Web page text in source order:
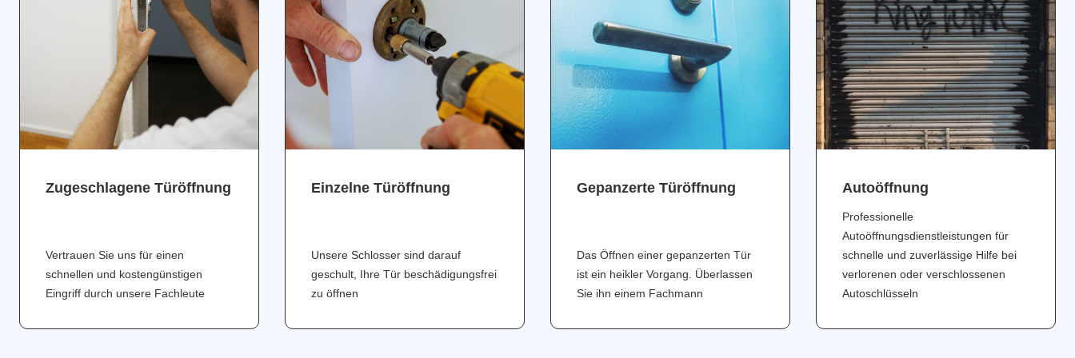
Zugeschlagene Türöffnung
Vertrauen Sie uns für einen
schnellen und kostengünstigen
Eingriff durch unsere Fachleute
Einzelne Türöffnung
Unsere Schlosser sind darauf
geschult, Ihre Tür beschädigungsfrei
zu öffnen
Gepanzerte Türöffnung
Das Öffnen einer gepanzerten Tür
ist ein heikler Vorgang. Überlassen
Sie ihn einem Fachmann
Аutoöffnung
Professionelle
Autoöffnungsdienstleistungen für
schnelle und zuverlässige Hilfe bei
verlorenen oder verschlossenen
Autoschlüsseln